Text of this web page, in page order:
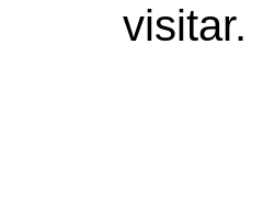
visitar.